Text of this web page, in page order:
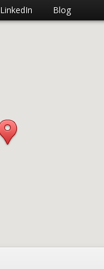
LinkedIn Blog